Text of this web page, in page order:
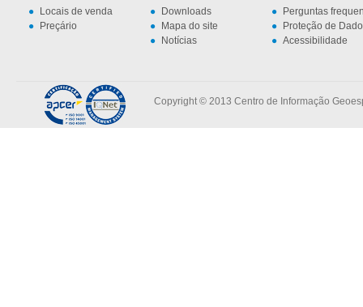
Locais de venda
Preçário
Downloads
Mapa do site
Notícias
Perguntas
Proteção de
Acessibilidade
Copyright © 2013 Centro de Informação